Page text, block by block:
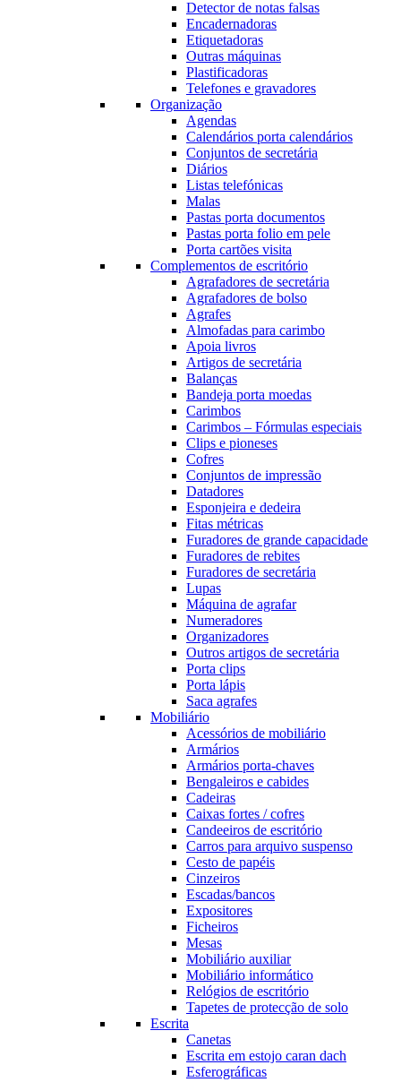
Detector de notas falsas
Encadernadoras
Etiquetadoras
Outras máquinas
Plastificadoras
Telefones e gravadores
Organização
Agendas
Calendários porta calendários
Conjuntos de secretária
Diários
Listas telefónicas
Malas
Pastas porta documentos
Pastas porta folio em pele
Porta cartões visita
Complementos de escritório
Agrafadores de secretária
Agrafadores de bolso
Agrafes
Almofadas para carimbo
Apoia livros
Artigos de secretária
Balanças
Bandeja porta moedas
Carimbos
Carimbos – Fórmulas especiais
Clips e pioneses
Cofres
Conjuntos de impressão
Datadores
Esponjeira e dedeira
Fitas métricas
Furadores de grande capacidade
Furadores de rebites
Furadores de secretária
Lupas
Máquina de agrafar
Numeradores
Organizadores
Outros artigos de secretária
Porta clips
Porta lápis
Saca agrafes
Mobiliário
Acessórios de mobiliário
Armários
Armários porta-chaves
Bengaleiros e cabides
Cadeiras
Caixas fortes / cofres
Candeeiros de escritório
Carros para arquivo suspenso
Cesto de papéis
Cinzeiros
Escadas/bancos
Expositores
Ficheiros
Mesas
Mobiliário auxiliar
Mobiliário informático
Relógios de escritório
Tapetes de protecção de solo
Escrita
Canetas
Escrita em estojo caran dach
Esferográficas